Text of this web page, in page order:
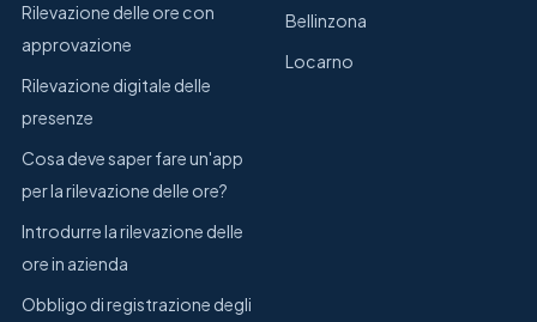
Rilevazione delle ore con
approvazione
Rilevazione digitale delle
presenze
Cosa deve saper fare un'app
per la rilevazione delle ore?
Introdurre la rilevazione delle
ore in azienda
Obbligo di registrazione degli
Bellinzona
Locarno